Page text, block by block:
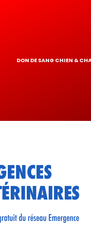
DON DE SANG CHIEN &